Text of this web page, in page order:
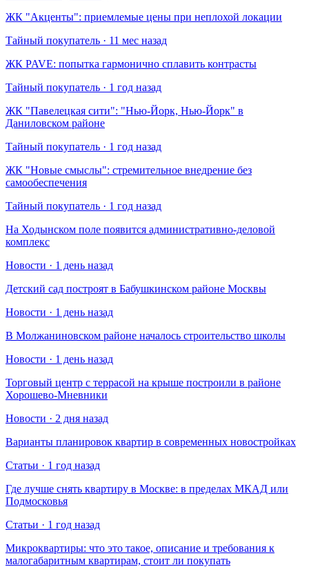
​ЖК "Акценты": приемлемые цены при неплохой локации
Тайный покупатель · 11 мес назад
​ЖК PAVE: попытка гармонично сплавить контрасты
Тайный покупатель · 1 год назад
​ЖК "Павелецкая сити": "Нью-Йорк, Нью-Йорк" в
Даниловском районе
Тайный покупатель · 1 год назад
​ЖК "Новые смыслы": стремительное внедрение без
самообеспечения
Тайный покупатель · 1 год назад
На Ходынском поле появится административно-деловой
комплекс
Новости · 1 день назад
Детский сад построят в Бабушкинском районе Москвы
Новости · 1 день назад
В Молжаниновском районе началось строительство школы
Новости · 1 день назад
Торговый центр с террасой на крыше построили в районе
Хорошево-Мневники
Новости · 2 дня назад
Варианты планировок квартир в современных новостройках
Статьи · 1 год назад
Где лучше снять квартиру в Москве: в пределах МКАД или
Подмосковья
Статьи · 1 год назад
Микроквартиры: что это такое, описание и требования к
малогабаритным квартирам, стоит ли покупать